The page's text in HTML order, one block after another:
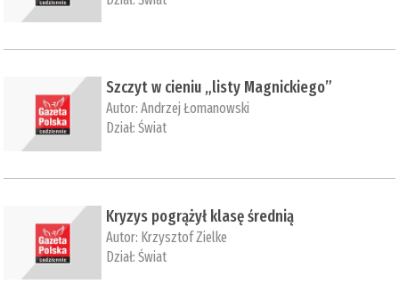
Szczyt w cieniu „listy Magnickiego”
Autor:Andrzej Łomanowski
Dział:Świat
Kryzys pogrążył klasę średnią
Autor: Krzysztof Zielke
Dział:Świat